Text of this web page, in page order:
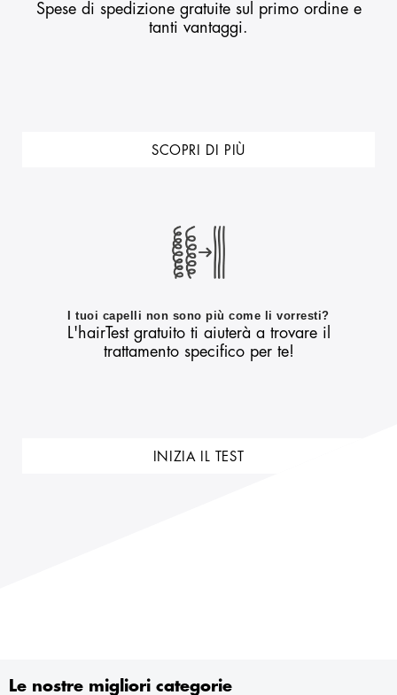
Spese di spedizione gratuite sul primo ordine e
tanti vantaggi.
SCOPRI DI PIÙ
I tuoi capelli non sono più come li vorresti?
L'hairTest gratuito ti aiuterà a trovare il
trattamento specifico per te!
INIZIA IL TEST
Le nostre migliori categorie